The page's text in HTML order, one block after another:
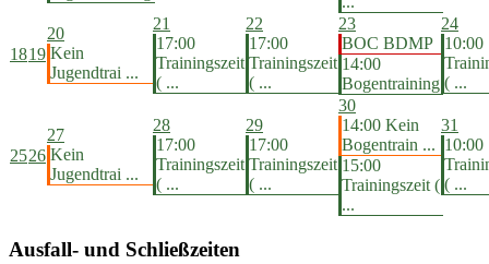
1819
20
Kein
Jugendtrai ...
21
17:00
Trainingszeit
( ...
22
17:00
Trainingszeit
( ...
23
BOC BDMP
14:00
Bogentraining
24
10:00
( ...
2526
27
Kein
Jugendtrai ...
28
17:00
Trainingszeit
( ...
29
17:00
Trainingszeit
( ...
30
14:00 Kein
Bogentrain ...
15:00
Trainingszeit (
...
31
10:00
( ...
Ausfall- und Schließzeiten